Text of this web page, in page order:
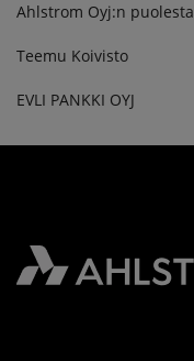
Ahlstrom Oyj:n puolesta
Teemu Koivisto
EVLI PANKKI OYJ